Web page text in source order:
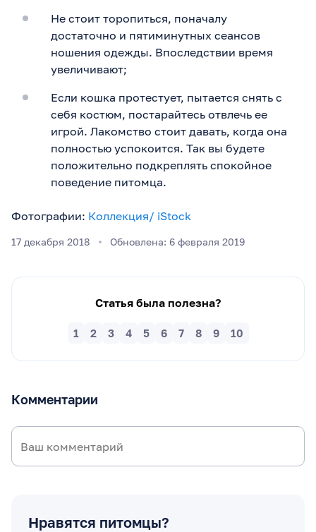
Не стоит торопиться, поначалу
достаточно и пятиминутных сеансов
ношения одежды. Впоследствии время
увеличивают;
Если кошка протестует, пытается снять с
себя костюм, постарайтесь отвлечь ее
игрой. Лакомство стоит давать, когда она
полностью успокоится. Так вы будете
положительно подкреплять спокойное
поведение питомца.
Фотографии: Коллекция/ iStock
17 декабря 2018 Обновлена: 6 февраля 2019
Статья была полезна?
10
9
8
7
6
5
4
3
2
1
Комментарии
Нравятся питомцы?